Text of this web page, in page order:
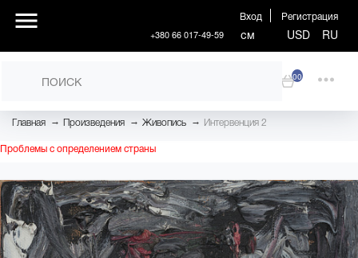
Вход Регистрация
+380 66 017-49-59 см USD RU
00
Главная → Произведения → Живопись → Интервенция 2
Проблемы с определением страны